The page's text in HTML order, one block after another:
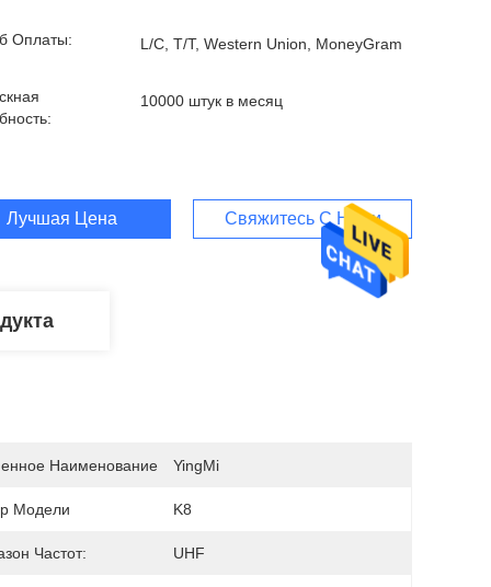
Оплаты: L/C, T/T, Western Union, MoneyGram
10000 штук в месяц
Лучшая Цена Свяжитесь С Нами
Наименование YingMi
Модели K8
Частот: UHF